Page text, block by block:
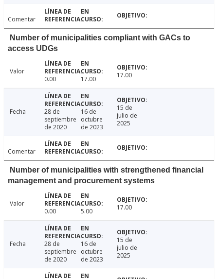
Comentar
Number of municipalities compliant with GACs to
access UDGs
Valor
0.00
17.00 17.00
Fecha
28 de
septiembre
de 2020
16 de
octubre
de 2023
15 de
julio de
2025
Comentar
Number of municipalities with strengthened financial
management and procurement systems
Valor
0.00
5.00 17.00
Fecha
28 de
septiembre
de 2020
16 de
octubre
de 2023
15 de
julio de
2025